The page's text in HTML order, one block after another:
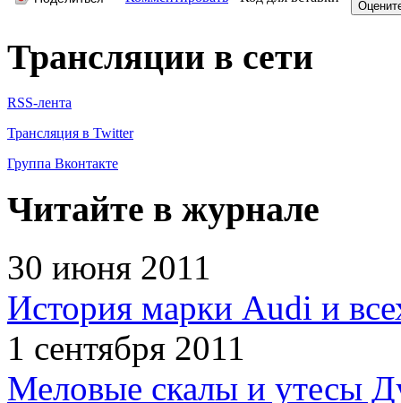
Трансляции в сети
RSS-лента
Трансляция в Twitter
Группа Вконтакте
Читайте в журнале
30 июня 2011
История марки Audi и
1 сентября 2011
Меловые скалы и утесы